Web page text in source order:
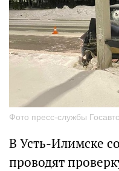
Фото пресс-службы
В Усть-Илимске
проводят